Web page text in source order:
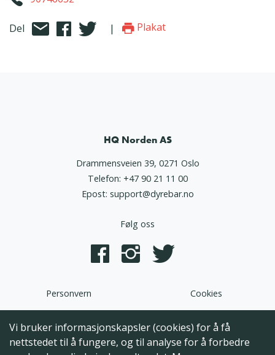
Del | Plakat
HQ Norden AS
Drammensveien 39, 0271 Oslo
Telefon: +47 90 21 11 00
Epost: support@dyrebar.no
Følg oss
Personvern Cookies
Dyrebar.no er en del av HQ Norden AS. Programvaren,
brukergrensesnittet og alt innhold på denne hjemmesiden er
Vi bruker informasjonskapsler (cookies) for å få
nettstedet til å fungere, og til analyse for å forbedre